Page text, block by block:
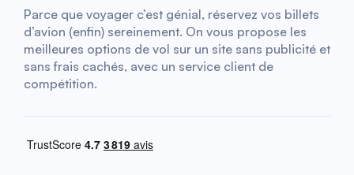
Parce que voyager c’est génial, réservez vos billets
d’avion (enfin) sereinement. On vous propose les
meilleures options de vol sur un site sans publicité et
sans frais cachés, avec un service client de
compétition.